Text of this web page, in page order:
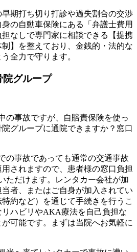
期打ち切り打診や過失割合の交渉
の自動車保険にある「弁護士費用
なしで専門家に相談できる【提携
】を整えており、金銭的・法的な
全力で守ります。
グループ
の事故ですが、自賠責保険を使っ
グループに通院できますか？窓口
の事故であっても通常の交通事故
されますので、患者様の窓口負担
ただけます。レンタカー会社が加
者、またはご自身が加入されてい
約など）を通じて手続きを行うこ
ハビリやAKA療法を自己負担な
可能です。まずは当院へお気軽に